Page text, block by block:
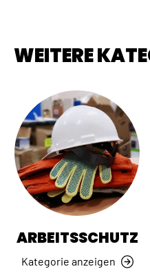
WEITERE
ARBEITSSCHUTZ
Kategorie anzeigen